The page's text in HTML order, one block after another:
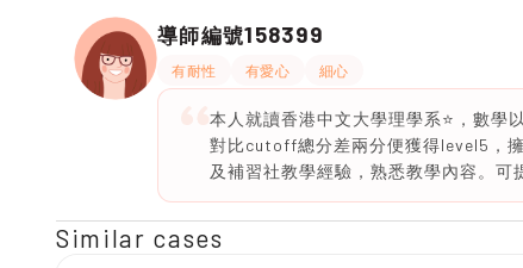
導師編號158399
有耐性 有愛心 細心
本人就讀香港中文大學理學系⭐️，數學
對比cutoff總分差兩分便獲得level5，
及補習社教學經驗，熟悉教學內容。可
Similar cases